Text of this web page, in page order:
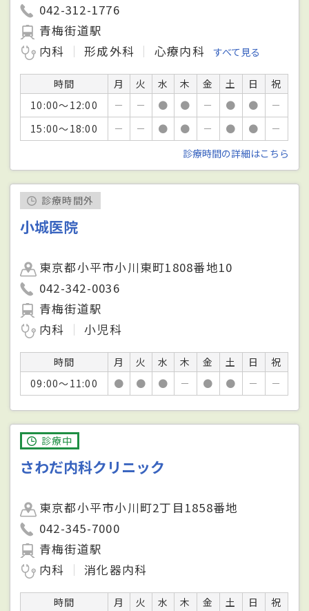
042-312-1776
青梅街道駅
内科
形成外科 心療内科 すべて見る
時間 月 火 水 木 金 土 日
祝
10:00～12:00
－ － ● ● － ● ●
－
15:00～18:00
－ － ● ● － ● ●
－
診療時間の詳細はこちら
診療時間外
小城医院
東京都小平市小川東町1808番地10
042-342-0036
青梅街道駅
内科
小児科
時間 月 火 水 木 金 土 日
祝
09:00～11:00
● ● ● － ● ● － －
診療中
さわだ内科クリニック
東京都小平市小川町2丁目1858番地
042-345-7000
青梅街道駅
内科
消化器内科
時間 月 火 水 木 金 土 日 祝